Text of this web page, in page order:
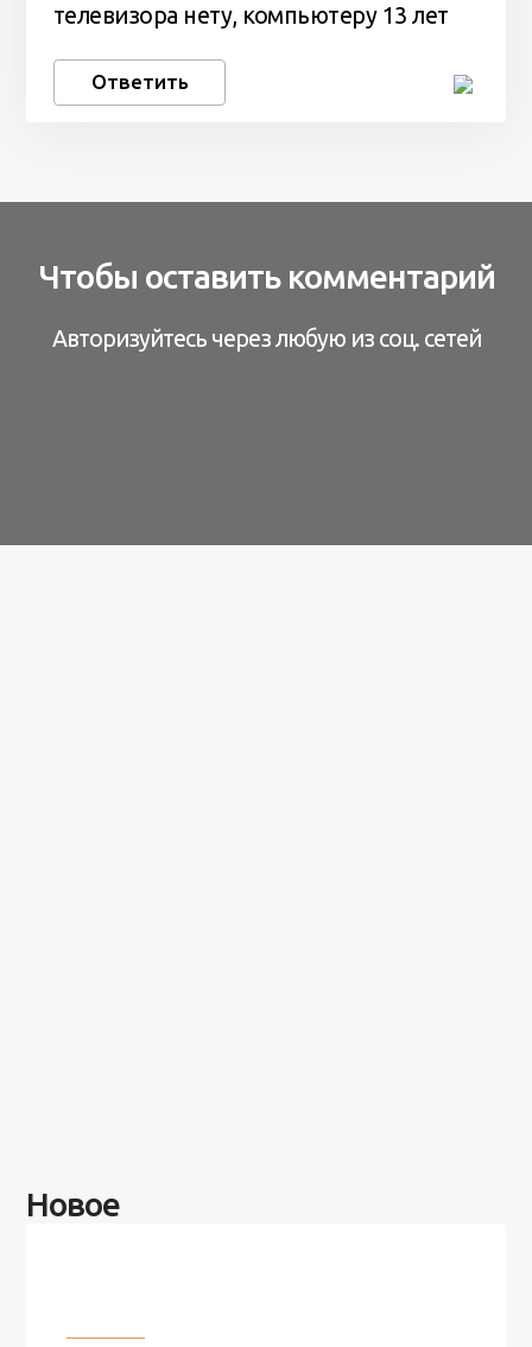
телевизора нету, компьютеру 13 лет
Ответить
Чтобы оставить комментарий
Авторизуйтесь через любую из соц. сетей
Новое